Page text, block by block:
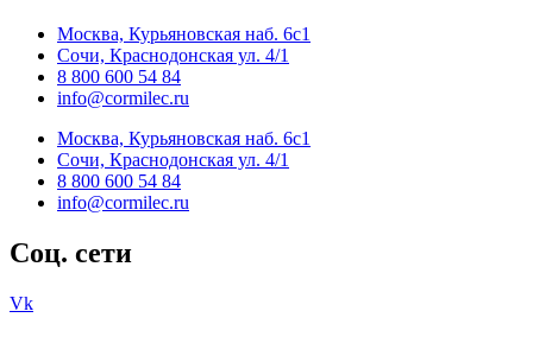
Москва, Курьяновская наб. 6с1
Сочи, Краснодонская ул. 4/1
8 800 600 54 84
info@cormilec.ru
Москва, Курьяновская наб. 6с1
Сочи, Краснодонская ул. 4/1
8 800 600 54 84
info@cormilec.ru
Соц. сети
Vk